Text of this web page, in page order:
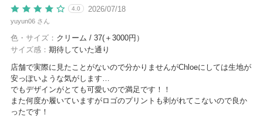
2026/07/18
4.0
yuyun06 さん
色・サイズ： クリーム / 37(＋3000円）
サイズ感： 期待していた通り
店舗で実際に見たことがないので分かりませんがChloeにしては生地が
安っぽいような気がします…
でもデザインがとても可愛いので満足です！！
また何度か履いていますがロゴのプリントも剥がれてこないので良か
ったです！